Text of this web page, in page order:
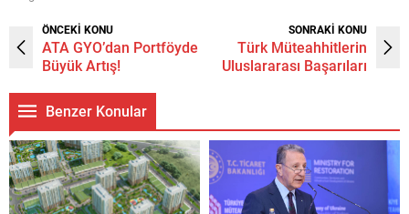
ÖNCEKİ KONU
ATA GYO’dan Portföyde
Büyük Artış!
SONRAKİ KONU
Türk Müteahhitlerin
Uluslararası Başarıları
Benzer Konular